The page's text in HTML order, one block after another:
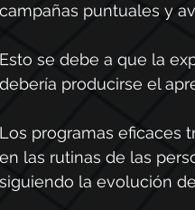
campañas puntuales y
Esto se debe a que la
debería producirse el
Los programas eficaces
en las rutinas de las
siguiendo la evolución